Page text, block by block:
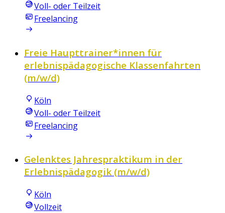
Voll- oder Teilzeit
Freelancing
Freie Haupttrainer*innen für
erlebnispädagogische Klassenfahrten
(m/w/d)
Köln
Voll- oder Teilzeit
Freelancing
Gelenktes Jahrespraktikum in der
Erlebnispädagogik (m/w/d)
Köln
Vollzeit